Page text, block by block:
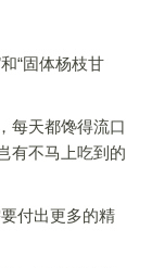
“固体杨枝甘
天都馋得流口
有不马上吃到的
付出更多的精